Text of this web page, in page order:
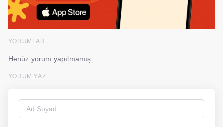
YORUMLAR
Henüz yorum yapılmamış.
YORUM YAZ